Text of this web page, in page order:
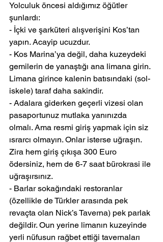
Yolculuk öncesi aldığımız öğütler
şunlardı:
- İçki ve şarküteri alışverişini Kos’tan
yapın. Acayip ucuzdur.
- Kos Marina’ya değil, daha kuzeydeki
gemilerin de yanaştığı ana limana girin.
Limana girince kalenin batısındaki (sol-
iskele) taraf daha sakindir.
- Adalara giderken geçerli vizesi olan
pasaportunuz mutlaka yanınızda
olmalı. Ama resmi giriş yapmak için siz
ısrarcı olmayın. Onlar isterse uğraşın.
Zira hem giriş çıkışa 300 Euro
ödersiniz, hem de 6-7 saat bürokrasi ile
uğraşırsınız.
- Barlar sokağındaki restoranlar
(özellikle de Türkler arasında pek
revaçta olan Nick’s Taverna) pek parlak
değildir. Oun yerine limanın kuzeyinde
yerli nüfusun rağbet ettiği tavernaları